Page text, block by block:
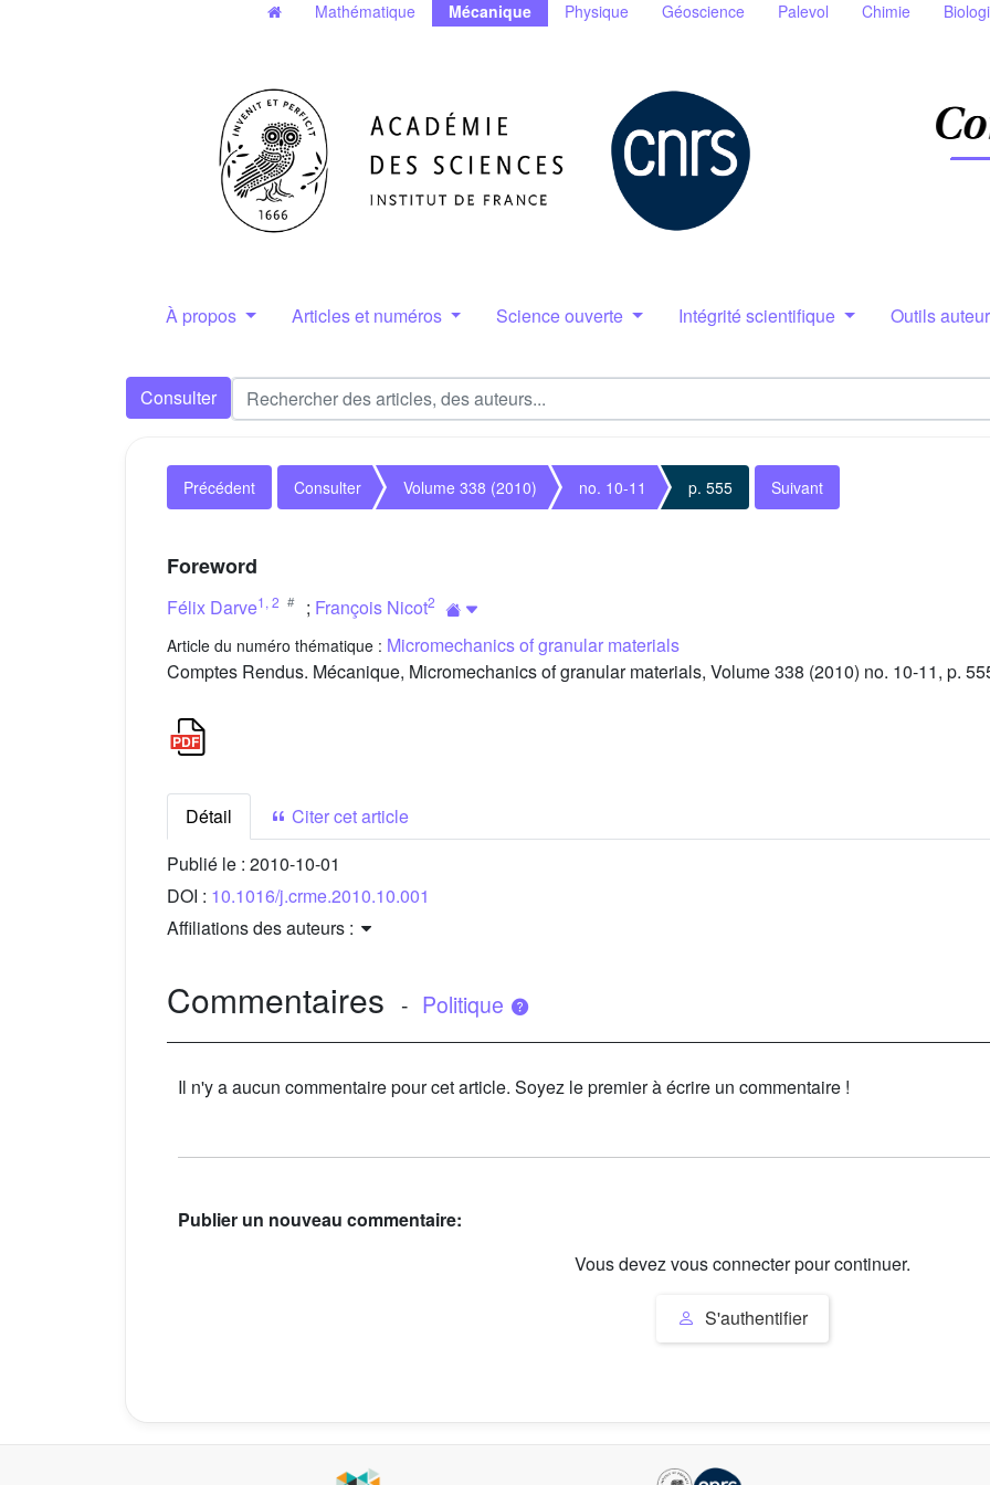
Mathématique Mécanique Physique Géoscience Palevol Chimie
À propos Articles et numéros Science ouverte Intégrité scientifique Outils
Consulter
Précédent Consulter Volume 338 (2010) no. 10-11 p. 555 Suivant
Foreword
Félix Darve1 , 2 ; François Nicot2
Article du numéro thématique : Micromechanics of granular materials
Comptes Rendus. Mécanique, Micromechanics of granular materials, Volume 338 (2010) no. 10-11, p.
Détail
Citer cet article
Publié le : 2010-10-01
DOI : 10.1016/j.crme.2010.10.001
Affiliations des auteurs :
Commentaires - Politique
Il n'y a aucun commentaire pour cet article. Soyez le premier à écrire un commentaire !
Publier un nouveau commentaire:
Vous devez vous connecter pour continuer.
S'authentifier